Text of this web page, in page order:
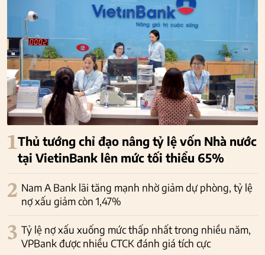
1Thủ tướng chỉ đạo nâng tỷ lệ vốn Nhà nước
tại VietinBank lên mức tối thiểu 65%
2 Nam A Bank lãi tăng mạnh nhờ giảm dự phòng, tỷ lệ
nợ xấu giảm còn 1,47%
3 Tỷ lệ nợ xấu xuống mức thấp nhất trong nhiều năm,
VPBank được nhiều CTCK đánh giá tích cực